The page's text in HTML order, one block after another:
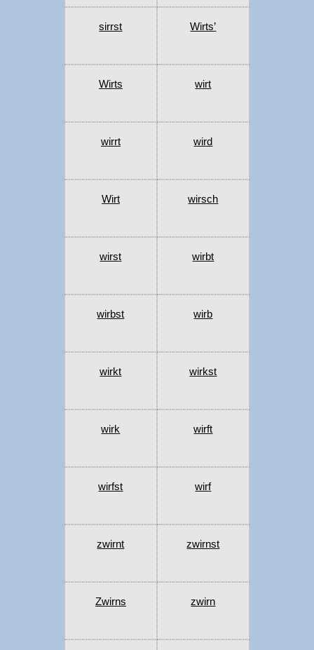
sirrst Wirts’
Wirts wirt
wirrt wird
Wirt wirsch
wirst wirbt
wirbst wirb
wirkt wirkst
wirk wirft
wirfst wirf
zwirnt zwirnst
Zwirns zwirn